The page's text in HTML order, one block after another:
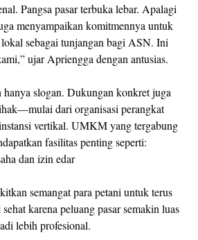
Pangsa pasar terbuka lebar. Apalagi
menyampaikan komitmennya untuk
sebagai tunjangan bagi ASN. Ini
ujar Apriengga dengan antusias.
slogan. Dukungan konkret juga
dari organisasi perangkat
vertikal. UMKM yang tergabung
fasilitas penting seperti:
dan izin edar
semangat para petani untuk terus
karena peluang pasar semakin luas
lebih profesional.